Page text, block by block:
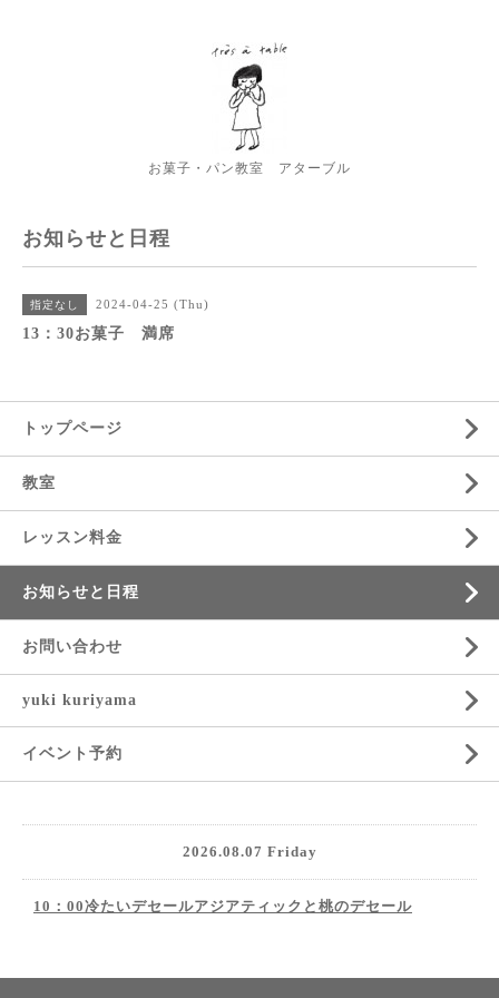
お菓子・パン教室 アターブル
お知らせと日程
指定なし 2024-04-25 (Thu)
13：30お菓子 満席
トップページ
教室
レッスン料金
お知らせと日程
お問い合わせ
yuki kuriyama
イベント予約
2026.08.07 Friday
10：00冷たいデセールアジアティックと桃のデセール